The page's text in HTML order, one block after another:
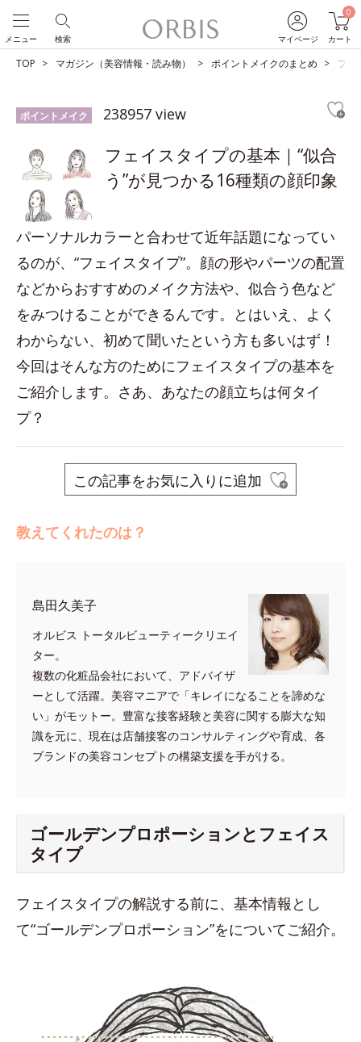
マイページ
0
カート
検索
メニュー
TOP マガジン（美容情報・読み物） ポイントメイクのまとめ フェ
ポイントメイク 238957 view
フェイスタイプの基本｜“似合
う”が見つかる16種類の顔印象
パーソナルカラーと合わせて近年話題になってい
るのが、“フェイスタイプ”。顔の形やパーツの配置
などからおすすめのメイク方法や、似合う色など
をみつけることができるんです。とはいえ、よく
わからない、初めて聞いたという方も多いはず！
今回はそんな方のためにフェイスタイプの基本を
ご紹介します。さあ、あなたの顔立ちは何タイ
プ？
この記事をお気に入りに追加
教えてくれたのは？
島田久美子
オルビス トータルビューティークリエイ
ター。
複数の化粧品会社において、アドバイザ
ーとして活躍。美容マニアで「キレイになることを諦めな
い」がモットー。豊富な接客経験と美容に関する膨大な知
識を元に、現在は店舗接客のコンサルティングや育成、各
ブランドの美容コンセプトの構築支援を手がける。
ゴールデンプロポーションとフェイス
タイプ
フェイスタイプの解説する前に、基本情報とし
て“ゴールデンプロポーション”をについてご紹介。